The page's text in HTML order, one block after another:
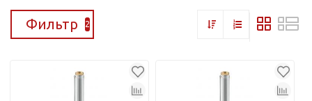
Фильтр 2